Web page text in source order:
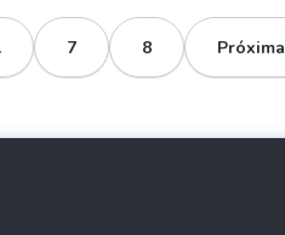
7 8 Próxima